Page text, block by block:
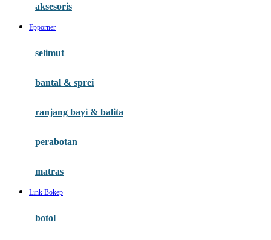
Habbie
Haenim
Hauck
Havaianas
aksesoris
Epporner
selimut
bantal & sprei
ranjang bayi & balita
perabotan
matras
Link Bokep
botol